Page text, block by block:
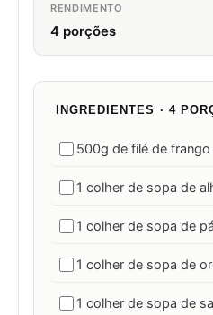
RENDIMENTO
4 porções
INGREDIENTES · 4
500g de filé de
1 colher de sopa de
1 colher de sopa de
1 colher de sopa de
1 colher de sopa de